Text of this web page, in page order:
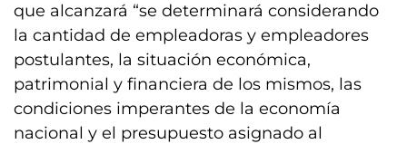
que alcanzará “se determinará considerando
la cantidad de empleadoras y empleadores
postulantes, la situación económica,
patrimonial y financiera de los mismos, las
condiciones imperantes de la economía
nacional y el presupuesto asignado al